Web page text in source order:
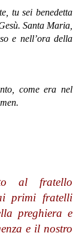
tu sei benedetta
Santa Maria,
e nell’ora della
come era nel
al fratello
primi fratelli
preghiera e
e il nostro